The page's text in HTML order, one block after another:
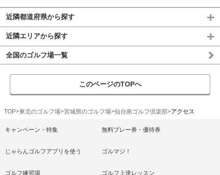
近隣都道府県から探す
近隣エリアから探す
全国のゴルフ場一覧
このページのTOPへ
TOP 東北のゴルフ場 宮城県のゴルフ場 仙台南ゴルフ倶楽部 アクセス
キャンペーン・特集 無料プレー券・優待券
じゃらんゴルフアプリを使う ゴルマジ！
ゴルフ練習場 ゴルフ上達レッスン